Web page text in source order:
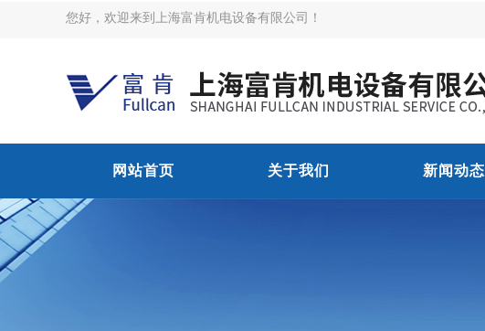
您好，欢迎来到上海富肯机电设备有限公司！
网站首页 关于我们 新闻动态